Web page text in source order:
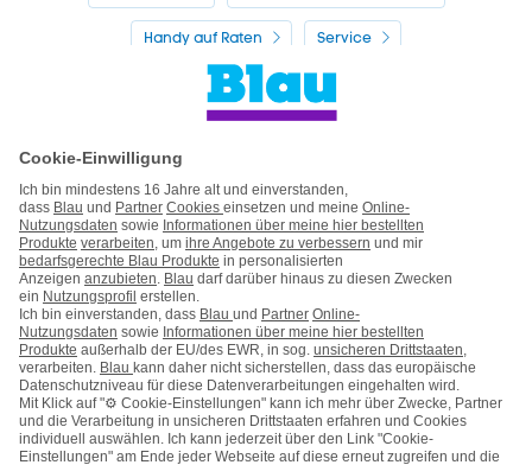
Handy auf Raten Service
Kontakt Impressum
Hinweise ElektroG/BattG Datenschutz
Barrierefreiheit Karriere Cookie-Einstellungen
Kooperations- & Werbepartner
Vertrag kündigen
Nach oben